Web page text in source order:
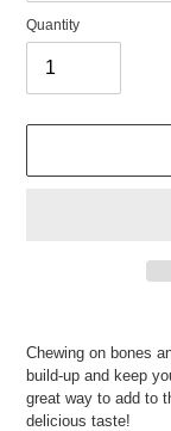
Quantity
to
your
cart
Chewing on bones
build-up and keep
great way to add to
delicious taste!